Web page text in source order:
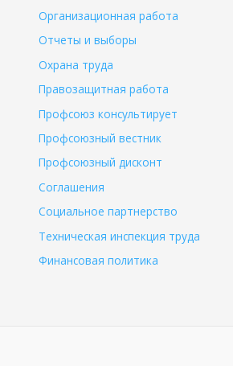
Организационная работа
Отчеты и выборы
Охрана труда
Правозащитная работа
Профсоюз консультирует
Профсоюзный вестник
Профсоюзный дисконт
Соглашения
Социальное партнерство
Техническая инспекция труда
Финансовая политика